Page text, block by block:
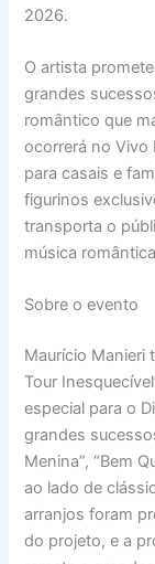
2026.
O artista
grandes
romântico que
ocorrerá no Vivo
para casais e
figurinos
transporta o
música
Sobre o evento
Maurício Manieri
Tour
especial para o
grandes
Menina”, “Bem
ao lado de
arranjos foram
do projeto, e a